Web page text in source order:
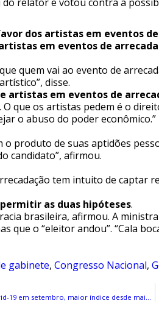
dos artistas em eventos
em eventos de
quem vai ao evento de
disse.
artistas em eventos de
que os artistas pedem é o
o abuso do poder econômico.”
produto de suas aptidões
candidato”, afirmou.
tem intuito de
as duas hipóteses.
brasileira, afirmou. A
que o “eleitor andou”. “Cala
gabinete, Congresso Nacional,